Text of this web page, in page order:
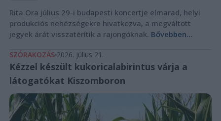
Rita Ora július 29-i budapesti koncertje elmarad, helyi
produkciós nehézségekre hivatkozva, a megváltott
jegyek árát visszatérítik a rajongóknak. Bővebben...
SZÓRAKOZÁS 2026. július 21.
Kézzel készült kukoricalabirintus várja a
látogatókat Kiszomboron